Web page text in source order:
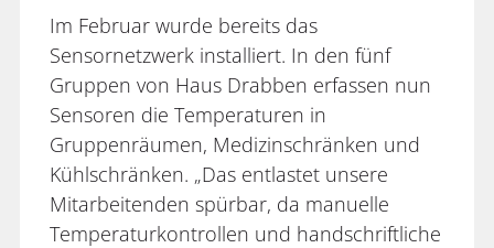
Im Februar wurde bereits das
Sensornetzwerk installiert. In den fünf
Gruppen von Haus Drabben erfassen nun
Sensoren die Temperaturen in
Gruppenräumen, Medizinschränken und
Kühlschränken. „Das entlastet unsere
Mitarbeitenden spürbar, da manuelle
Temperaturkontrollen und handschriftliche